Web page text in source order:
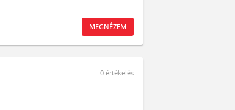
MEGNÉZEM
0 értékelés